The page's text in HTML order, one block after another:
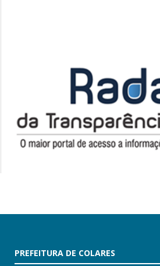
PREFEITURA DE COLARES